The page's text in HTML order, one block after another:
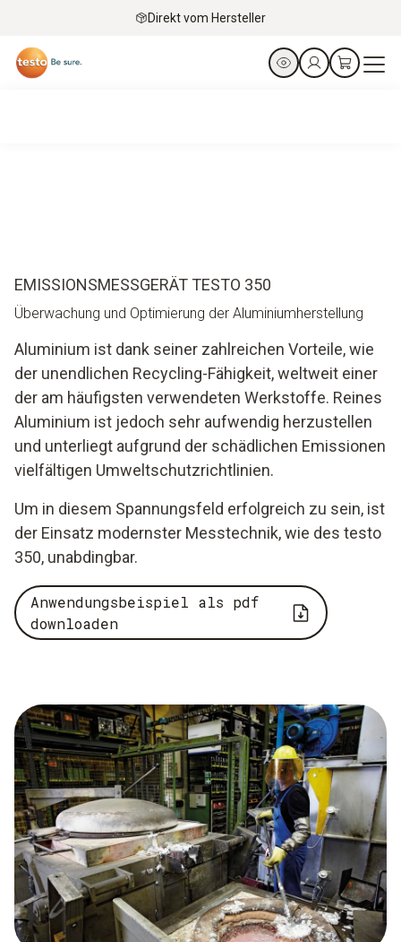
Direkt vom Hersteller
EMISSIONSMESSGERÄT TESTO 350
Überwachung und Optimierung der Aluminiumherstellung
Aluminium ist dank seiner zahlreichen Vorteile, wie
der unendlichen Recycling-Fähigkeit, weltweit einer
der am häufigsten verwendeten Werkstoffe. Reines
Aluminium ist jedoch sehr aufwendig herzustellen
und unterliegt aufgrund der schädlichen Emissionen
vielfältigen Umweltschutzrichtlinien.
Um in diesem Spannungsfeld erfolgreich zu sein, ist
der Einsatz modernster Messtechnik, wie des testo
350, unabdingbar.
Anwendungsbeispiel als pdf
downloaden